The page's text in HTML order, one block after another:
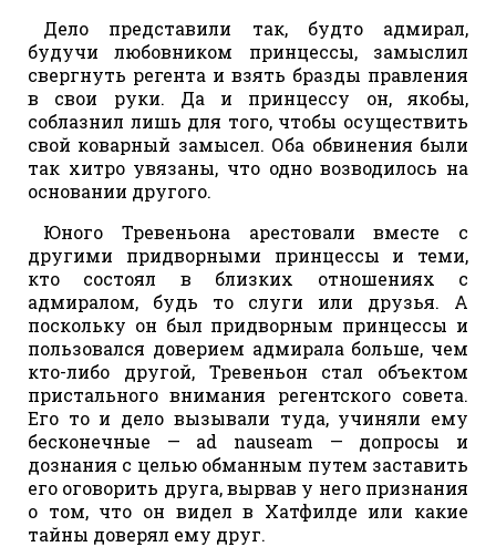
Дело представили так, будто адмирал,
будучи любовником принцессы, замыслил
свергнуть регента и взять бразды правления
в свои руки. Да и принцессу он, якобы,
соблазнил лишь для того, чтобы осуществить
свой коварный замысел. Оба обвинения были
так хитро увязаны, что одно возводилось на
основании другого.
Юного Тревеньона арестовали вместе с
другими придворными принцессы и теми,
кто состоял в близких отношениях с
адмиралом, будь то слуги или друзья. А
поскольку он был придворным принцессы и
пользовался доверием адмирала больше, чем
кто-либо другой, Тревеньон стал объектом
пристального внимания регентского совета.
Его то и дело вызывали туда, учиняли ему
бесконечные — ad nauseam — допросы и
дознания с целью обманным путем заставить
его оговорить друга, вырвав у него признания
о том, что он видел в Хатфилде или какие
тайны доверял ему друг.